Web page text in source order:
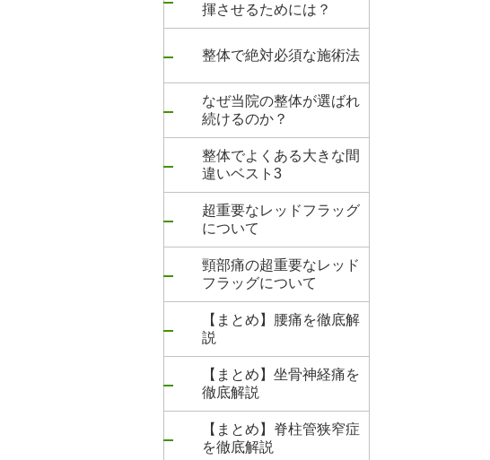
揮させるためには？
整体で絶対必須な施術法
なぜ当院の整体が選ばれ
続けるのか？
整体でよくある大きな間
違いベスト3
超重要なレッドフラッグ
について
頸部痛の超重要なレッド
フラッグについて
【まとめ】腰痛を徹底解
説
【まとめ】坐骨神経痛を
徹底解説
【まとめ】脊柱管狭窄症
を徹底解説